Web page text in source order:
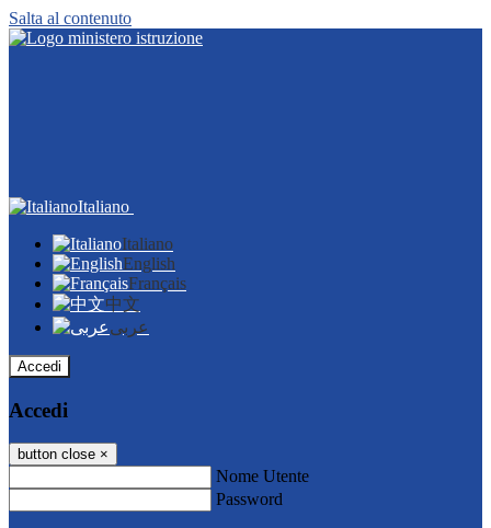
Salta al contenuto
Italiano
Italiano
English
Français
中文
عربى
Accedi
Accedi
button close ×
Nome Utente
Password